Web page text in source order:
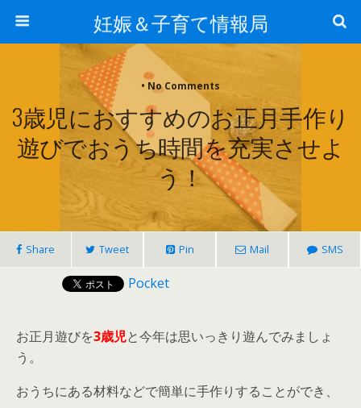
妊娠＆子育て情報局
• No Comments
3歳児におすすめのお正月手作り
遊びでおうち時間を充実させよ
う！
Share Tweet Pin Mail SMS
Pocket
お正月遊びを3歳児と今年は思いっきり遊んでみましょ
う。
おうちにある材料などで簡単に手作りすることができ、